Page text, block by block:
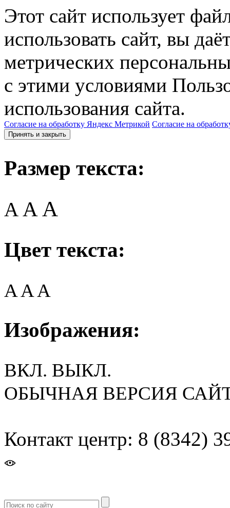
Этот сайт использует
использовать сайт, вы
метрических
с этими условиями
использования сайта.
Согласие на обработку Яндекс Метрикой Согласие на
Принять и закрыть
Размер текста:
A AA
Цвет текста:
AAA
Изображения:
ВКЛ. ВЫКЛ.
ОБЫЧНАЯ ВЕРСИЯ
Контакт центр: 8 (8342)